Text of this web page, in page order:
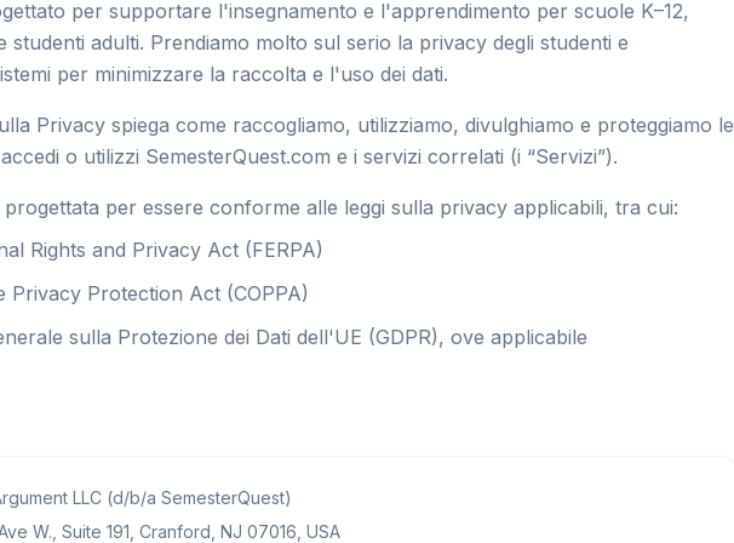
per supportare l'insegnamento e l'apprendimento per scuole K–12,
studenti adulti. Prendiamo molto sul serio la privacy degli studenti e
per minimizzare la raccolta e l'uso dei dati.
Privacy spiega come raccogliamo, utilizziamo, divulghiamo e proteggiamo le
o utilizzi SemesterQuest.com e i servizi correlati (i “Servizi”).
per essere conforme alle leggi sulla privacy applicabili, tra cui:
Rights and Privacy Act (FERPA)
Privacy Protection Act (COPPA)
sulla Protezione dei Dati dell'UE (GDPR), ove applicabile
LLC (d/b/a SemesterQuest)
W., Suite 191, Cranford, NJ 07016, USA